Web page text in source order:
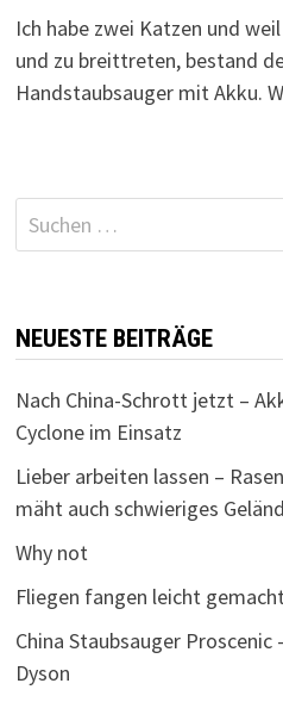
Ich habe zwei Katzen und
und zu breittreten, bestand
Handstaubsauger mit Akku.
Suchen
nach:
NEUESTE BEITRÄGE
Nach China-Schrott jetzt –
Cyclone im Einsatz
Lieber arbeiten lassen –
mäht auch schwieriges
Why not
Fliegen fangen leicht
China Staubsauger
Dyson